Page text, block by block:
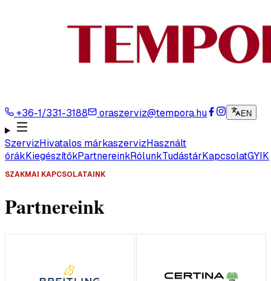
+36-1/331-3188 oraszerviz@tempora.hu EN
SzervizHivatalos márkaszervizHasznált
órákKiegészítőkPartnereinkRólunkTudástárKapcsolatGYIK
SZAKMAI KAPCSOLATAINK
Partnereink